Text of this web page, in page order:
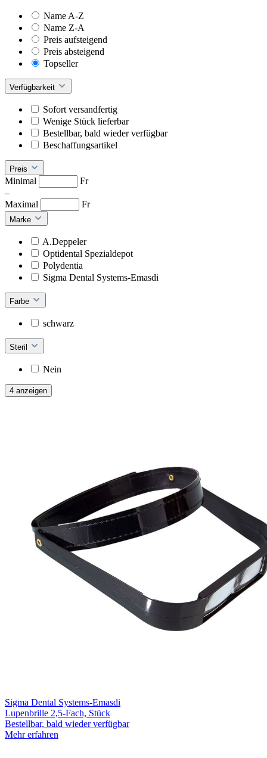
Name A-Z
Name Z-A
Preis aufsteigend
Preis absteigend
Topseller
Verfügbarkeit
Sofort versandfertig
Wenige Stück lieferbar
Bestellbar, bald wieder verfügbar
Beschaffungsartikel
Preis
Minimal
Fr
–
Maximal
Fr
Marke
A.Deppeler
Optidental Spezialdepot
Polydentia
Sigma Dental Systems-Emasdi
Farbe
schwarz
Steril
Nein
4 anzeigen
Sigma Dental Systems-Emasdi
Lupenbrille 2,5-Fach, Stück
Bestellbar, bald wieder verfügbar
Mehr erfahren